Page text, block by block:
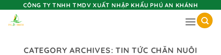
CÔNG TY TNHH TMDV XUẤT NHẬP KHẨU PHÚ AN KHÁNH
CATEGORY ARCHIVES:TIN TỨC CHĂN NUÔI